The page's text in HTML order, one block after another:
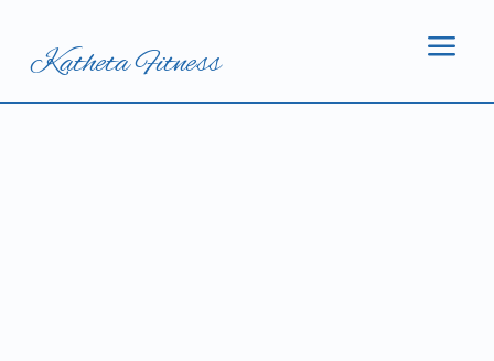
Katheta Fitness a